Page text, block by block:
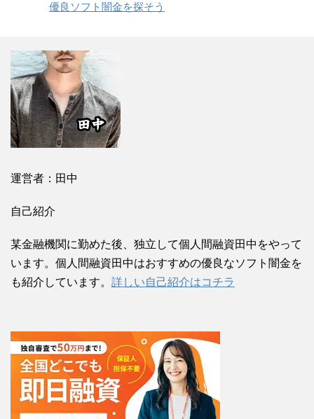
優良ソフト闇金を探そう
運営者：田中
自己紹介
某金融機関に勤めた後、独立して個人間融資田中をやって
います。個人間融資田中はおすすめの優良なソフト闇金を
も紹介しています。 詳しい自己紹介はコチラ